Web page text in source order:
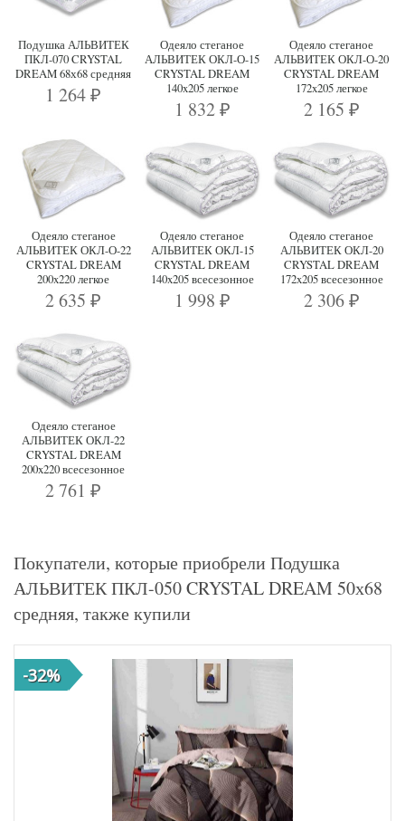
Подушка АЛЬВИТЕК
ПКЛ-070 CRYSTAL
DREAM 68х68 средняя
1 264₽
Одеяло стеганое
АЛЬВИТЕК ОКЛ-О-15
CRYSTAL DREAM
140x205 легкое
1 832 ₽
Одеяло стеганое
АЛЬВИТЕК ОКЛ-О-20
CRYSTAL DREAM
172x205 легкое
2 165 ₽
Одеяло стеганое
АЛЬВИТЕК ОКЛ-О-22
CRYSTAL DREAM
200x220 легкое
2 635₽
Одеяло стеганое
АЛЬВИТЕК ОКЛ-15
CRYSTAL DREAM
140x205 всесезонное
1 998 ₽
Одеяло стеганое
АЛЬВИТЕК ОКЛ-20
CRYSTAL DREAM
172x205 всесезонное
2 306 ₽
Одеяло стеганое
АЛЬВИТЕК ОКЛ-22
CRYSTAL DREAM
200x220 всесезонное
2 761₽
Покупатели, которые приобрели Подушка
АЛЬВИТЕК ПКЛ-050 CRYSTAL DREAM 50х68
средняя, также купили
-32%